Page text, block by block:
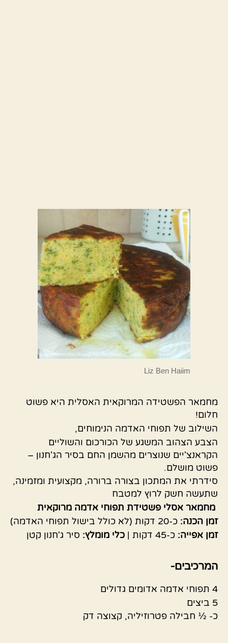
Liz Ben Haiim
מחמאר הפשטידה המרוקאית האסלית היא פשוט
חלום!
השילוב של תפוחי האדמה הנימוחים,
הצבע הצהוב המשגע של הכורכום והשוליים
הקראנצ'יים שנוצרים מהשמן החם בסיר הג'חנון –
פשוט מושלם.
סידרתי את המתכון בצורה ברורה, מקצועית ומזמינה,
שתעשה חשק לרוץ למטבח
מחמאר אסלי פשטידת תפוחי אדמה מרוקאית
זמן הכנה: כ-20 דקות (לא כולל בישול תפוחי האדמה)
זמן אפייה: כ-45 דקות | כלי מומלץ: סיר ג'חנון קטן
המרכיבים-
4 תפוחי אדמה אדומים גדולים
5 ביצים
כ- ½ חבילה פטרוזיליה, קצוצה דק